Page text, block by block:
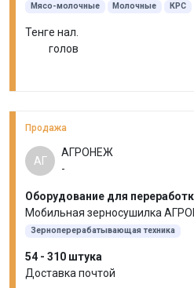
Мясо-молочные Молочные КРС
Тенге нал.
голов
Продажа
АГ
АГРОНЕЖ
-
Оборудование для
Мобильная зерносушилка
Зерноперерабатывающая техника
54 - 310 штука
Доставка почтой